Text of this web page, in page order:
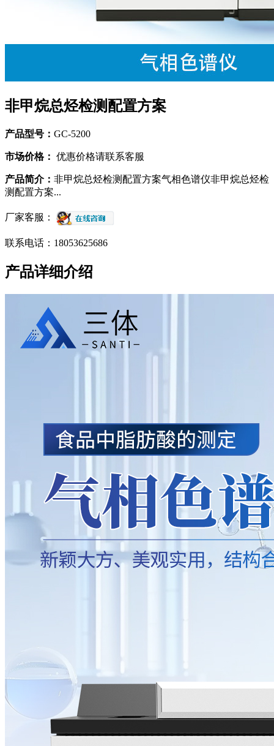
非甲烷总烃检测配置方案
产品型号： GC-5200
市场价格： 优惠价格请联系客服
产品简介： 非甲烷总烃检测配置方案气相色谱仪非甲烷总烃检
测配置方案...
厂家客服：
联系电话：18053625686
产品详细介绍